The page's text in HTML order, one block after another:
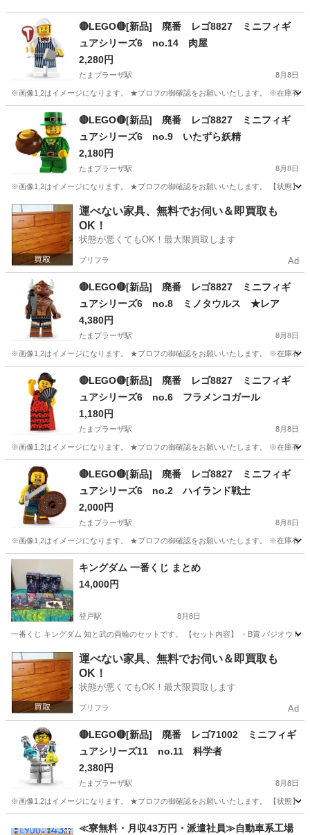
🔴LEGO🔴[新品] 廃番 レゴ8827 ミニフィギ
ュアシリーズ6 no.14 肉屋
2,280円
たまプラーザ駅 8月8日
※画像1,2はイメージになります。 ★プロフの御確認をお願いいたします。 ※在庫有
横浜市 たまプラーザ駅 おもちゃ
🔴LEGO🔴[新品] 廃番 レゴ8827 ミニフィギ
ュアシリーズ6 no.9 いたずら妖精
2,180円
たまプラーザ駅 8月8日
※画像1,2はイメージになります。 ★プロフの御確認をお願いいたします。 【状態】
神奈川 横浜市 たまプラーザ駅 おもちゃ LEGO
運べない家具、無料でお伺い＆即買取も
OK！
状態が悪くてもOK！最大限買取します
プリフラ Ad
🔴LEGO🔴[新品] 廃番 レゴ8827 ミニフィギ
ュアシリーズ6 no.8 ミノタウルス ★レア
4,380円
たまプラーザ駅 8月8日
※画像1,2はイメージになります。 ★プロフの御確認をお願いいたします。 ※在庫有
たまプラーザ駅 おもちゃ
🔴LEGO🔴[新品] 廃番 レゴ8827 ミニフィギ
ュアシリーズ6 no.6 フラメンコガール
1,180円
たまプラーザ駅 8月8日
※画像1,2はイメージになります。 ★プロフの御確認をお願いいたします。 ※在庫有
神奈川 たまプラーザ駅 おもちゃ
🔴LEGO🔴[新品] 廃番 レゴ8827 ミニフィギ
ュアシリーズ6 no.2 ハイランド戦士
2,000円
たまプラーザ駅 8月8日
※画像1,2はイメージになります。 ★プロフの御確認をお願いいたします。 ※在庫有
神奈川 横浜市 たまプラーザ駅 おもちゃ
キングダム 一番くじ まとめ
14,000円
登戸駅 8月8日
一番くじ キングダム 知と武の両輪のセットです。 【セット内容】 ・B賞 バジオウ
神奈川 川崎市 登戸駅 フィギュア キングダム
運べない家具、無料でお伺い＆即買取も
OK！
状態が悪くてもOK！最大限買取します
プリフラ Ad
🔴LEGO🔴[新品] 廃番 レゴ71002 ミニフィギ
ュアシリーズ11 no.11 科学者
2,380円
たまプラーザ駅 8月8日
※画像1,2はイメージになります。 ★プロフの御確認をお願いいたします。 【状態】
たまプラーザ駅 おもちゃ LEGO
≪寮無料・月収43万円・派遣社員≫自動車系工場